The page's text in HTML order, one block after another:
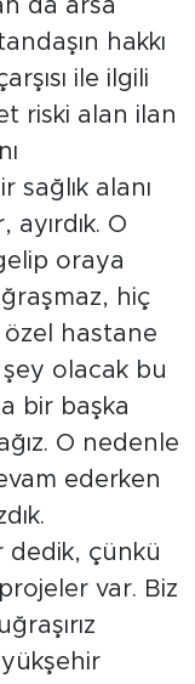
da arsa
hakkı
ile ilgili
riski alan ilan
alanı
ayırdık. O
oraya
hiç
özel hastane
şey olacak bu
bir başka
O nedenle
ederken
dedik, çünkü
var. Biz